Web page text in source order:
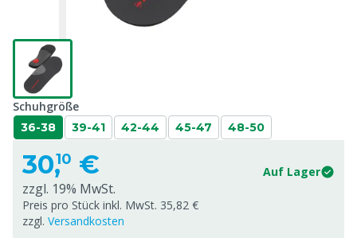
Schuhgröße
36-38 39-41 42-44 45-47 48-50
30,10 € Auf Lager
zzgl. 19% MwSt.
Preis pro Stück inkl. MwSt. 35,82 €
zzgl. Versandkosten